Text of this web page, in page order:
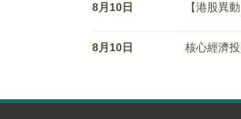
8月10日 【港股異
8月10日 核心經濟